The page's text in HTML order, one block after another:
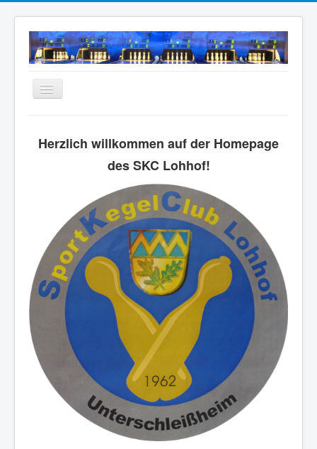
Navigation
an/aus
Neuigkeiten
Wir über uns
Anfahrt
Intern
Archiv
Herzlich willkommen auf der Homepage
des SKC Lohhof!